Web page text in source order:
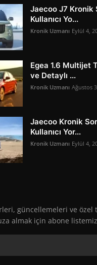
Jaecoo J7 Kronik
Kullanıcı Yo...
Kronik Uzmanı Eylül 4,
Egea 1.6 Multijet
ve Detaylı ...
Kronik Uzmanı Ağustos
Jaecoo Kronik
Kullanıcı Yor...
Kronik Uzmanı Eylül 4,
güncellemeleri ve
almak için abone